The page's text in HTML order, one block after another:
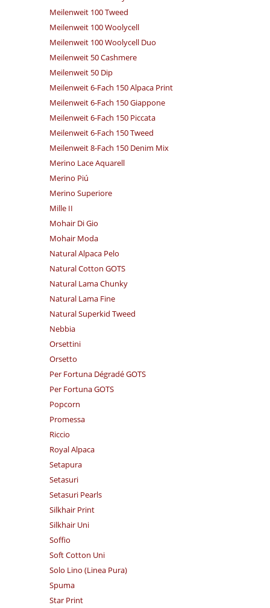
Meilenweit 100 Tweed
Meilenweit 100 Woolycell
Meilenweit 100 Woolycell Duo
Meilenweit 50 Cashmere
Meilenweit 50 Dip
Meilenweit 6-Fach 150 Alpaca Print
Meilenweit 6-Fach 150 Giappone
Meilenweit 6-Fach 150 Piccata
Meilenweit 6-Fach 150 Tweed
Meilenweit 8-Fach 150 Denim Mix
Merino Lace Aquarell
Merino Piú
Merino Superiore
Mille II
Mohair Di Gio
Mohair Moda
Natural Alpaca Pelo
Natural Cotton GOTS
Natural Lama Chunky
Natural Lama Fine
Natural Superkid Tweed
Nebbia
Orsettini
Orsetto
Per Fortuna Dégradé GOTS
Per Fortuna GOTS
Popcorn
Promessa
Riccio
Royal Alpaca
Setapura
Setasuri
Setasuri Pearls
Silkhair Print
Silkhair Uni
Soffio
Soft Cotton Uni
Solo Lino (Linea Pura)
Spuma
Star Print